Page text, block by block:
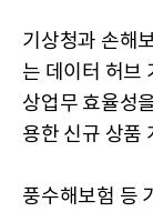
기상청과 손해
는 데이터 허브
상업무 효율성
용한 신규 상품
풍수해보험 등